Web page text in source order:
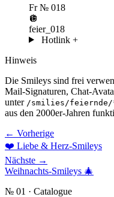
Fr № 018
🪩
feier_018
Hotlink +
Hinweis
Die Smileys sind frei
Mail-Signaturen, Chat-
unter /smilies/
aus den 2000er-Jahren
← Vorherige
❤️ Liebe & Herz-Smileys
Nächste →
Weihnachts-Smileys 🎄
№ 01 · Catalogue